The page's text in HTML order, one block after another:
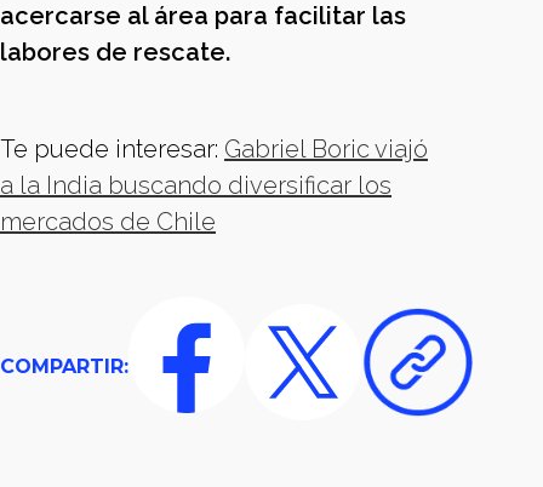
acercarse al área para facilitar las
labores de rescate.
Te puede interesar: Gabriel Boric viajó
a la India buscando diversificar los
mercados de Chile
COMPARTIR: